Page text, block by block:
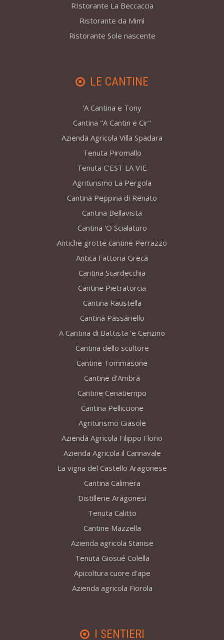
RIstorante La Beccaccia
Ristorante da Mimì
Ristorante Sole nascente
LE CANTINE
'A Cantina e Tony
Cantina "A Cantin e Cir"
Azienda Agricola Villa Spadara
Tenuta Piromallo
Tenuta C’EST LA VIE
Agriturismo La Pergola
Cantina Peppina di Renato
Cantina Bellavista
Cantina 'O Scialaturo
Antiche grotte cantine Perrazzo
Antica Fattoria Greca
Cantina Scardecchia
Cantine Pietratorcia
Cantina Raustella
Cantina Passariello
A Cantina di Battista 'e Cenzino
Cantina dello scultore
Cantine Tommasone
Cantine d’Ambra
Cantine Cenatiempo
Cantina Pelliccione
Agriturismo Giasole
Azienda Agricola Filippo Florio
Azienda Agricola il Cannavale
La vigna del Castello Aragonese
Cantina Calimera
Distillerie Aragonesi
Tenuta Calitto
Cantine Mazzella
Azienda agricola Stanise
Tenuta Giosué Colella
Apicoltura cuore d'ape
Azienda agricola Fiorola
I SENTIERI